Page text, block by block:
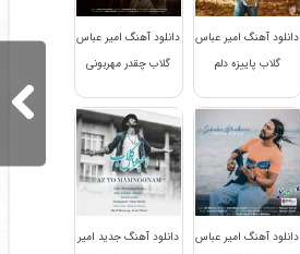
دانلود آهنگ امیر عباس
گلاب پاییزه دلم
دانلود آهنگ امیر عباس
گلاب چقدر مهربونی
دانلود آهنگ امیر عباس
دانلود آهنگ جدید امیر